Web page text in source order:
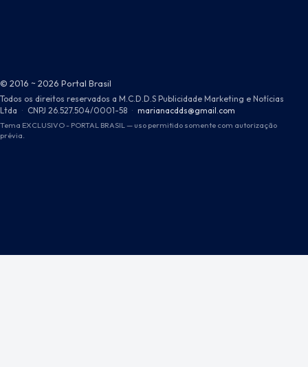
© 2016 ~ 2026 Portal Brasil
Todos os direitos reservados a M.C.D.D.S Publicidade Marketing e Notícias
Ltda · CNPJ 26.527.504/0001-58 · marianacdds@gmail.com
Tema EXCLUSIVO - PORTAL BRASIL — uso permitido somente com autorização
prévia.